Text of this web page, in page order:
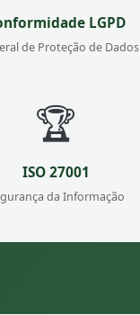
LGPD
de Proteção de Dados
🏆
ISO 27001
da Informação